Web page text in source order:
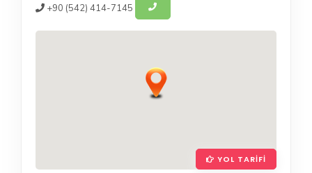
+90 (542) 414-7145
YOL TARIFI